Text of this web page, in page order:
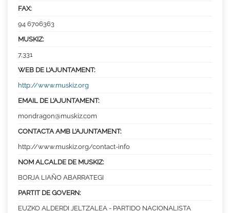
FAX:
94 6706363
MUSKIZ:
7,331
WEB DE L’AJUNTAMENT:
http://www.muskiz.org
EMAIL DE L’AJUNTAMENT:
mondragon@muskiz.com
CONTACTA AMB L’AJUNTAMENT:
http://www.muskiz.org/contact-info
NOM ALCALDE DE MUSKIZ:
BORJA LIAÑO ABARRATEGI
PARTIT DE GOVERN:
EUZKO ALDERDI JELTZALEA - PARTIDO NACIONALISTA